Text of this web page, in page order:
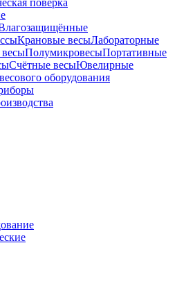
поверка
Крановые весыЛабораторные
ПолумикровесыПортативные
Счётные весыЮвелирные
оборудования